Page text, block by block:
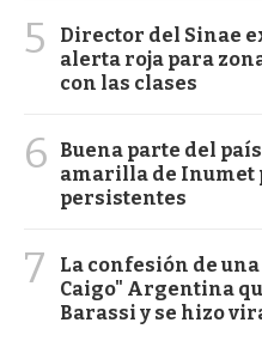
5
Director del Sinae
alerta roja para
con las clases
6
Buena parte del
amarilla de Inumet
persistentes
7
La confesión de
Caigo" Argentina
Barassi y se hizo